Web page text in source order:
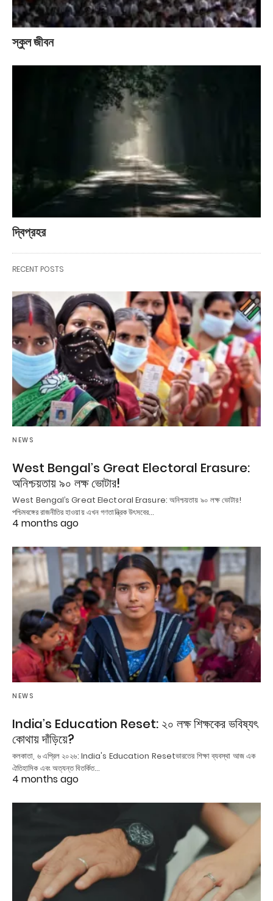
স্কুল জীবন
দ্বিপ্রহর
RECENT POSTS
NEWS
West Bengal’s Great Electoral Erasure:
অনিশ্চয়তায় ৯০ লক্ষ ভোটার!
West Bengal’s Great Electoral Erasure: অনিশ্চয়তায় ৯০ লক্ষ ভোটার!
পশ্চিমবঙ্গের রাজনীতির হাওয়ায় এখন গণতান্ত্রিক উৎসবের…
4 months ago
NEWS
India’s Education Reset: ২০ লক্ষ শিক্ষকের ভবিষ্যৎ
কোথায় দাঁড়িয়ে?
কলকাতা, ৬ এপ্রিল ২০২৬: India's Education Resetভারতের শিক্ষা ব্যবস্থা আজ এক
ঐতিহাসিক এবং অত্যন্ত বিতর্কিত…
4 months ago